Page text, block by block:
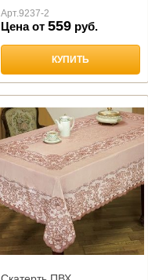
Арт.9237-2
Цена от559 руб.
КУПИТЬ